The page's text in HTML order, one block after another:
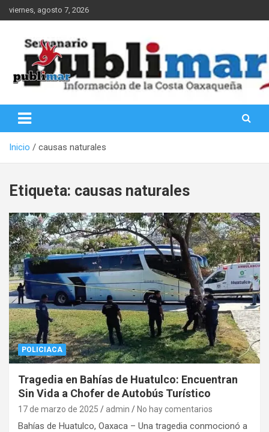
Saltar
al
viernes, agosto 7, 2026
PubliMar
Inicio causas naturales
Etiqueta: causas naturales
POLICIACA
Tragedia en Bahías de Huatulco: Encuentran
Sin Vida a Chofer de Autobús Turístico
17 de marzo de 2025 admin No hay comentarios
Bahías de Huatulco, Oaxaca – Una tragedia conmocionó a